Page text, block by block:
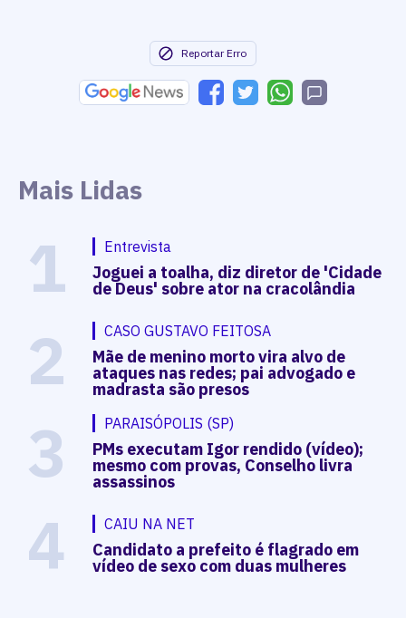
Reportar Erro
Mais Lidas
1 Entrevista
Joguei a toalha, diz diretor de 'Cidade
de Deus' sobre ator na cracolândia
2 CASO GUSTAVO FEITOSA
Mãe de menino morto vira alvo de
ataques nas redes; pai advogado e
madrasta são presos
3 PARAISÓPOLIS (SP)
PMs executam Igor rendido (vídeo);
mesmo com provas, Conselho livra
assassinos
4 CAIU NA NET
Candidato a prefeito é flagrado em
vídeo de sexo com duas mulheres